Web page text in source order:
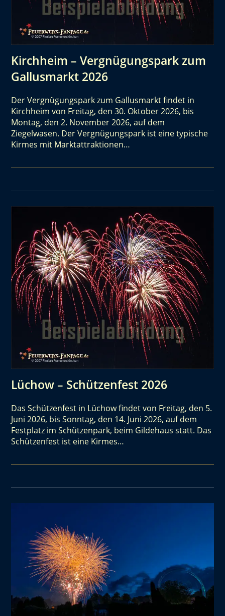
Kirchheim – Vergnügungspark zum
Gallusmarkt 2026
Der Vergnügungspark zum Gallusmarkt findet in
Kirchheim von Freitag, den 30. Oktober 2026, bis
Montag, den 2. November 2026, auf dem
Ziegelwasen. Der Vergnügungspark ist eine typische
Kirmes mit Marktattraktionen…
Lüchow – Schützenfest 2026
Das Schützenfest in Lüchow findet von Freitag, den 5.
Juni 2026, bis Sonntag, den 14. Juni 2026, auf dem
Festplatz im Schützenpark, beim Gildehaus statt. Das
Schützenfest ist eine Kirmes…